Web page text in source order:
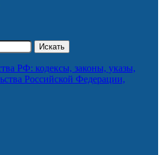
Искать